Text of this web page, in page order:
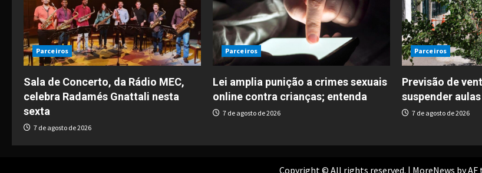
Parceiros
Sala de Concerto, da Rádio MEC,
celebra Radamés Gnattali nesta
sexta
7 de agosto de 2026
Parceiros
Lei amplia punição a crimes sexuais
online contra crianças; entenda
7 de agosto de 2026
Parceiros
Previsão de
suspender
7 de agosto de 2026
Copyright © All rights reserved. | MoreNews by AF